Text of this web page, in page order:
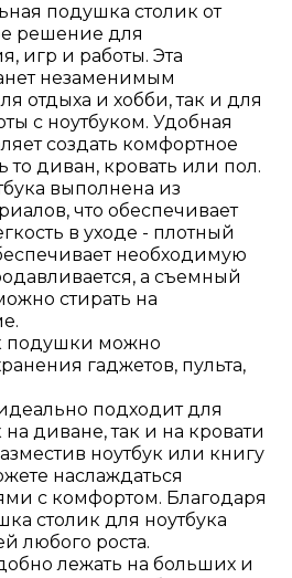
подушка столик от
решение для
игр и работы. Эта
незаменимым
отдыха и хобби, так и для
с ноутбуком. Удобная
создать комфортное
то диван, кровать или пол.
выполнена из
что обеспечивает
в уходе - плотный
необходимую
а съемный
стирать на
подушки можно
гаджетов, пульта,
подходит для
диване, так и на кровати
ноутбук или книгу
наслаждаться
с комфортом. Благодаря
столик для ноутбука
любого роста.
лежать на больших и